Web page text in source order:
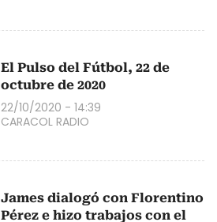
El Pulso del Fútbol, 22 de
octubre de 2020
22/10/2020 - 14:39
CARACOL RADIO
James dialogó con Florentino
Pérez e hizo trabajos con el